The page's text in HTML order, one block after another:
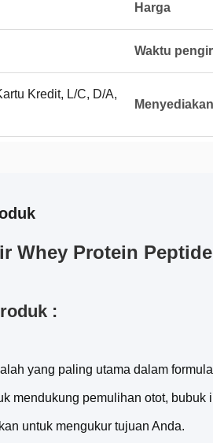
Harga
Waktu
Kredit, L/C, D/A,
Whey Protein
:
yang paling utama dalam
mendukung pemulihan otot,
untuk mengukur tujuan Anda.